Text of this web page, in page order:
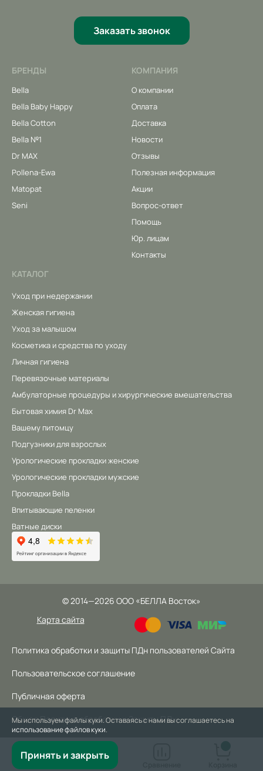
Кабинет
Заказать звонок
БРЕНДЫ
Bella
Bella Baby Happy
Bella Cotton
Bella №1
Dr MAX
Pollena-Ewa
Matopat
Seni
КОМПАНИЯ
О компании
Оплата
Доставка
Новости
Отзывы
Полезная информация
Акции
Вопрос-ответ
Помощь
Юр. лицам
Контакты
КАТАЛОГ
Уход при недержании
Женская гигиена
Уход за малышом
Косметика и средства по уходу
Личная гигиена
Перевязочные материалы
Амбулаторные процедуры и хирургические вмешательства
Бытовая химия Dr Max
Вашему питомцу
Подгузники для взрослых
Урологические прокладки женские
Урологические прокладки мужские
Прокладки Bella
Впитывающие пеленки
Ватные диски
©2014—2026 ООО «БЕЛЛА Восток»
Карта сайта
Политика обработки и защиты ПДн пользователей Сайта
Пользовательское соглашение
Публичная оферта
Общая Политика обработки и Защиты ПДн
Мы используем файлы куки. Оставаясь с нами вы соглашаетесь на
использование файлов куки.
Принять и закрыть